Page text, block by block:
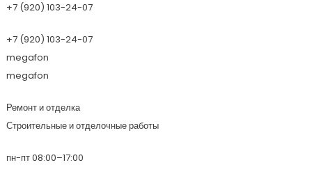
+7 (920) 103-24-07
+7 (920) 103-24-07
megafon
megafon
Ремонт и отделка
Строительные и отделочные работы
пн-пт 08:00–17:00